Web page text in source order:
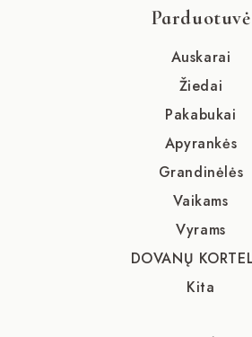
Parduotuvė
Auskarai
Žiedai
Pakabukai
Apyrankės
Grandinėlės
Vaikams
Vyrams
DOVANŲ
Kita